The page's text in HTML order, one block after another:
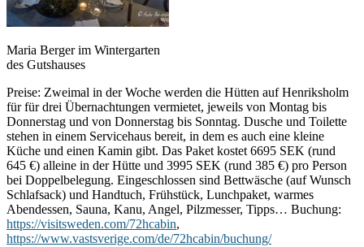
Maria Berger im Wintergarten
des Gutshauses
Preise: Zweimal in der Woche werden die Hütten auf Henriksholm
für für drei Übernachtungen vermietet, jeweils von Montag bis
Donnerstag und von Donnerstag bis Sonntag. Dusche und Toilette
stehen in einem Servicehaus bereit, in dem es auch eine kleine
Küche und einen Kamin gibt. Das Paket kostet 6695 SEK (rund
645 €) alleine in der Hütte und 3995 SEK (rund 385 €) pro Person
bei Doppelbelegung. Eingeschlossen sind Bettwäsche (auf Wunsch
Schlafsack) und Handtuch, Frühstück, Lunchpaket, warmes
Abendessen, Sauna, Kanu, Angel, Pilzmesser, Tipps… Buchung:
https://visitsweden.com/72hcabin,
https://www.vastsverige.com/de/72hcabin/buchung/